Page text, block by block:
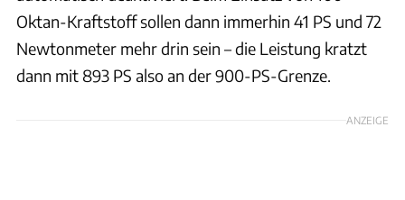
Oktan-Kraftstoff sollen dann immerhin 41 PS und 72
Newtonmeter mehr drin sein – die Leistung kratzt
dann mit 893 PS also an der 900-PS-Grenze.
ANZEIGE